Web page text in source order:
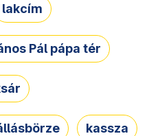
lakcím
Pál pápa tér
kassza